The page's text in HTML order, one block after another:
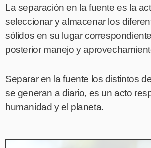
La separación en la fuente es la
seleccionar y almacenar los
sólidos en su lugar
posterior manejo y
Separar en la fuente los distintos
se generan a diario, es un acto
humanidad y el planeta.